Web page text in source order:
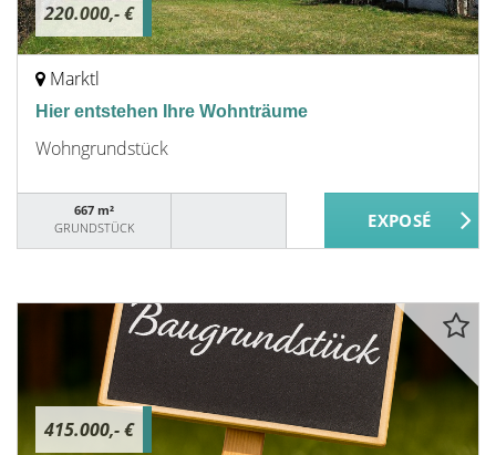
220.000,- €
Marktl
Hier entstehen Ihre Wohnträume
Wohngrundstück
667 m²
GRUNDSTÜCK
415.000,- €